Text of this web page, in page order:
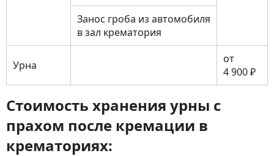
Занос гроба из автомобиля
в зал крематория
Урна
от
4 900 ₽
Стоимость хранения урны с
прахом после кремации в
крематориях: